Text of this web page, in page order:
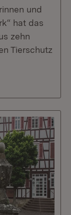
und
hat das
zehn
Tierschutz